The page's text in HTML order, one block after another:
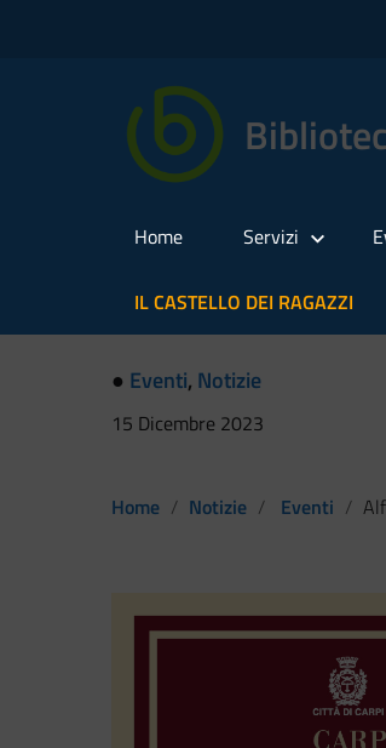
Home Servizi
IL CASTELLO DEI RAGAZZI
● Eventi, Notizie
15 Dicembre 2023
Home Notizie Eventi